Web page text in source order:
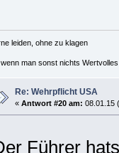
leiden, ohne zu klagen
wenn man sonst nichts
Re: Wehrpflicht USA
« Antwort #20 am: 08.01.15
Führer